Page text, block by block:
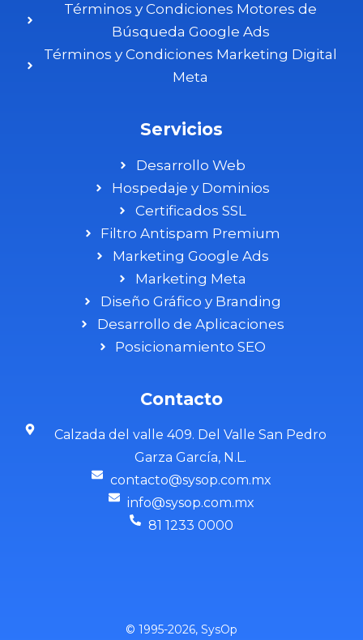
Términos y Condiciones Motores de
Búsqueda Google Ads
Términos y Condiciones Marketing Digital
Meta
Servicios
Desarrollo Web
Hospedaje y Dominios
Certificados SSL
Filtro Antispam Premium
Marketing Google Ads
Marketing Meta
Diseño Gráfico y Branding
Desarrollo de Aplicaciones
Posicionamiento SEO
Contacto
Calzada del valle 409. Del Valle San Pedro
Garza García, N.L.
contacto@sysop.com.mx
info@sysop.com.mx
81 1233 0000
© 1995-2026, SysOp